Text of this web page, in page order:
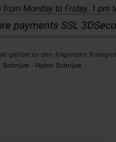
gehört zu den folgenden
Schnüre - Nylon Schnüre